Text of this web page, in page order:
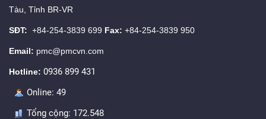
Tàu, Tỉnh BR-VR
SĐT: +84-254-3839 699 Fax: +84-254-3839 950
Email: pmc@pmcvn.com
Hotline: 0936 899 431
Online: 49
Tổng cộng: 172.548